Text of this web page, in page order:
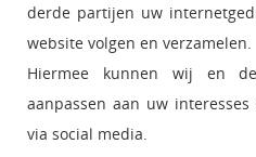
Onderzoek: Hoe hou je
derde partijen uw
website volgen en verzamelen.
Hiermee kunnen wij en
aanpassen aan uw
via social media.